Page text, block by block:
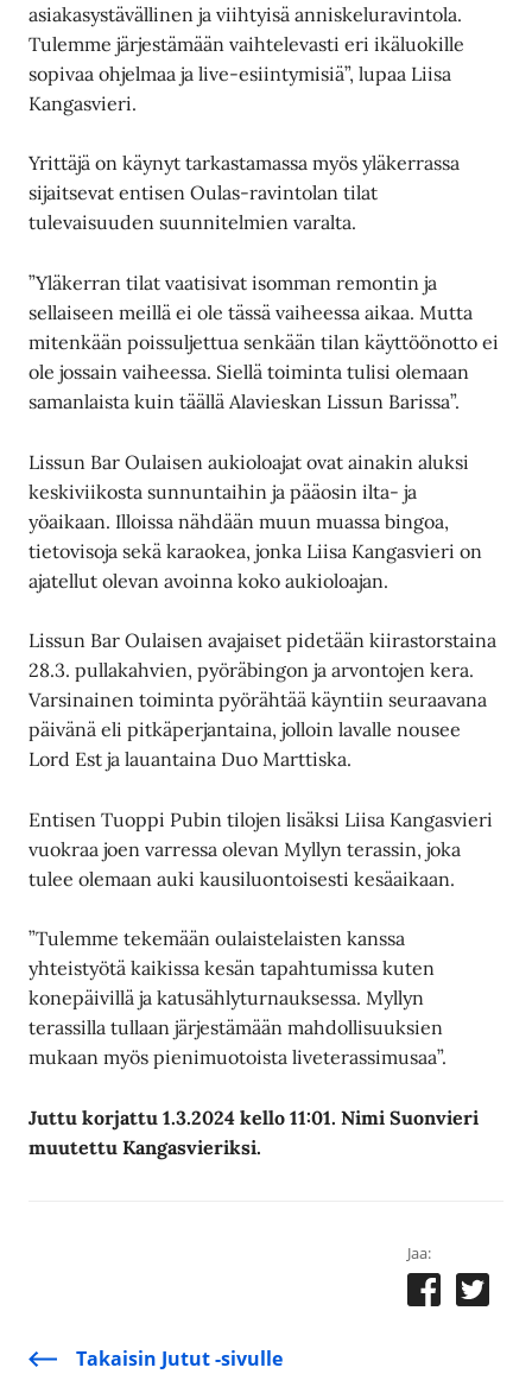
asiakasystävällinen ja viihtyisä anniskeluravintola.
Tulemme järjestämään vaihtelevasti eri ikäluokille
sopivaa ohjelmaa ja live-esiintymisiä”, lupaa Liisa
Kangasvieri.
Yrittäjä on käynyt tarkastamassa myös yläkerrassa
sijaitsevat entisen Oulas-ravintolan tilat
tulevaisuuden suunnitelmien varalta.
”Yläkerran tilat vaatisivat isomman remontin ja
sellaiseen meillä ei ole tässä vaiheessa aikaa. Mutta
mitenkään poissuljettua senkään tilan käyttöönotto ei
ole jossain vaiheessa. Siellä toiminta tulisi olemaan
samanlaista kuin täällä Alavieskan Lissun Barissa”.
Lissun Bar Oulaisen aukioloajat ovat ainakin aluksi
keskiviikosta sunnuntaihin ja pääosin ilta- ja
yöaikaan. Illoissa nähdään muun muassa bingoa,
tietovisoja sekä karaokea, jonka Liisa Kangasvieri on
ajatellut olevan avoinna koko aukioloajan.
Lissun Bar Oulaisen avajaiset pidetään kiirastorstaina
28.3. pullakahvien, pyöräbingon ja arvontojen kera.
Varsinainen toiminta pyörähtää käyntiin seuraavana
päivänä eli pitkäperjantaina, jolloin lavalle nousee
Lord Est ja lauantaina Duo Marttiska.
Entisen Tuoppi Pubin tilojen lisäksi Liisa Kangasvieri
vuokraa joen varressa olevan Myllyn terassin, joka
tulee olemaan auki kausiluontoisesti kesäaikaan.
”Tulemme tekemään oulaistelaisten kanssa
yhteistyötä kaikissa kesän tapahtumissa kuten
konepäivillä ja katusählyturnauksessa. Myllyn
terassilla tullaan järjestämään mahdollisuuksien
mukaan myös pienimuotoista liveterassimusaa”.
Juttu korjattu 1.3.2024 kello 11:01. Nimi Suonvieri
muutettu Kangasvieriksi.
Jaa:
Takaisin Jutut -sivulle